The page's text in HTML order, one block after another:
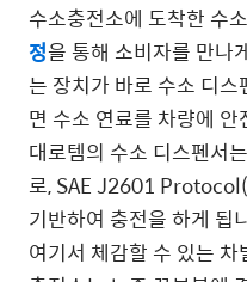
수소충전소에 도착한 수
정을 통해 소비자를 만나
는 장치가 바로 수소 디
면 수소 연료를 차량에
대로템의 수소 디스펜서
로, SAE J2601
기반하여 충전을 하게 됩
여기서 체감할 수 있는